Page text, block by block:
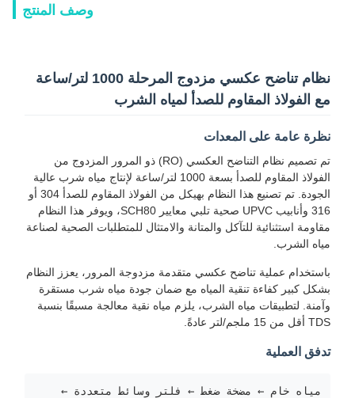
وصف المنتج
نظام تناضح عكسي مزدوج المرحلة 1000 لتر/ساعة
مع الفولاذ المقاوم للصدأ لمياه الشرب
نظرة عامة على المعدات
تم تصميم نظام التناضح العكسي (RO) ذو المرور المزدوج من
الفولاذ المقاوم للصدأ بسعة 1000 لتر/ساعة لإنتاج مياه شرب عالية
الجودة. تم تصنيع هذا النظام بهيكل من الفولاذ المقاوم للصدأ 304 أو
316 وأنابيب UPVC صحية تلبي معايير SCH80، ويوفر هذا النظام
مقاومة استثنائية للتآكل والمتانة والامتثال للمتطلبات الصحية لصناعة
مياه الشرب.
باستخدام عملية تناضح عكسي متقدمة مزدوجة المرور، يعزز النظام
بشكل كبير كفاءة تنقية المياه مع ضمان جودة مياه شرب مستقرة
وآمنة. لتطبيقات مياه الشرب، يلزم مياه نقية معالجة مسبقًا بنسبة
TDS أقل من 15 ملجم/لتر عادةً.
تدفق العملية
مياه خام ← مضخة ضغط ← فلتر وسائط متعددة ←